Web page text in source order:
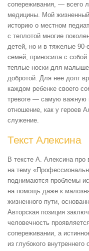
сопереживания, — всего
медицины. Мой
историю о местном
с теплотой многие
детей, но и в тяжелые 90-
семей, приносила с
теплые носки для
добротой. Для нее долг
каждом ребенке своего
тревоге — самую важную
отношение, как у героев
служение.
Текст Алексина
В тексте А. Алексина про
на тему
поднимаются проблемы
на помощь даже к
жизненного пути,
Авторская позиция
человечность
сопереживании, а
из глубокого